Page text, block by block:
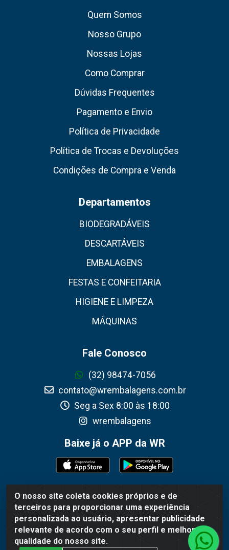
O nosso site coleta cookies próprios e de
terceiros para proporcionar uma experiência
personalizada ao usuário, apresentar publicidade
relevante de acordo com o seu perfil e melhorar a
qualidade do nosso site.
Quem Somos
Nosso Grupo
Nossas Lojas
Como Comprar
Dúvidas Frequentes
Pagamento e Envio
Política de Privacidade
Política de Trocas e Devoluções
Condições de Compra e Venda
Departamentos
BIODEGRADÁVEIS
DESCARTÁVEIS
EMBALAGENS
FESTAS E CONFEITARIA
HIGIENE E LIMPEZA
MÁQUINAS
Fale Conosco
(32) 98474-7056
contato@wrembalagens.com.br
Seg a Sex 8:00 às 18:00
wrembalagens
Baixe já o APP da WR
WR Embalagens - R. Cel. Teodoro Gomes de Araújo,
1360 - Grogotó - Barbacena / MG - CEP 36202-628 -
CNPJ 02.692.206/0001-55